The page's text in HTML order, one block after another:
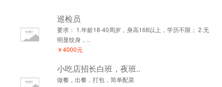
巡检员
要求： 1.年龄18-40周岁，身高168以上，学历不限； 2.无
明显纹身，..
￥4000元
小吃店招长白班，夜班..
做餐，出餐，打包，简单配菜